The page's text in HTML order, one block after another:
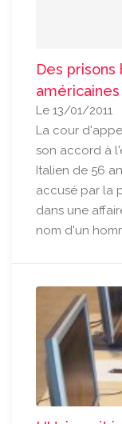
Des
américaines
Le 13/01/2011
La cour
son accord à
Italien de 56
accusé par la
dans une
nom d'un